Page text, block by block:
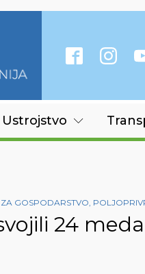
Ustrojstvo
GOSPODARSTVO,
24